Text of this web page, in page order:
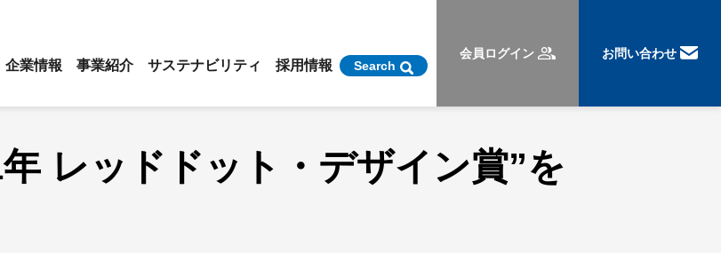
企業情報 事業紹介 サステナビリティ 採用情報 Search
会員ログイン お問い合わせ
レッドドット・デザイン賞”を